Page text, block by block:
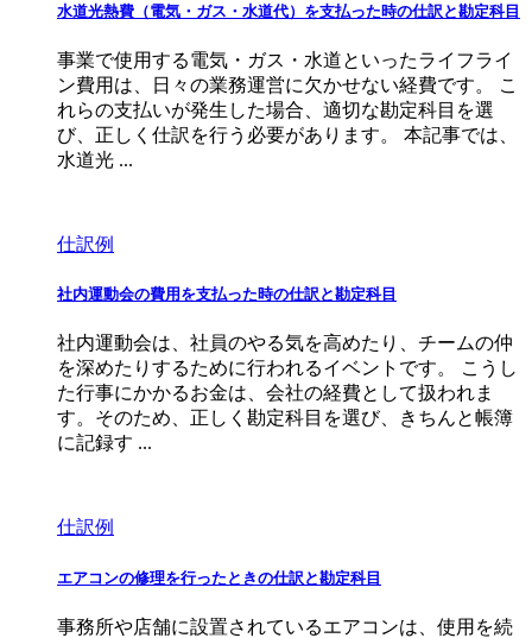
水道光熱費（電気・ガス・水道代）を支払った時の仕訳と勘定科目
事業で使用する電気・ガス・水道といったライフライ
ン費用は、日々の業務運営に欠かせない経費です。 こ
れらの支払いが発生した場合、適切な勘定科目を選
び、正しく仕訳を行う必要があります。 本記事では、
水道光 ...
仕訳例
社内運動会の費用を支払った時の仕訳と勘定科目
社内運動会は、社員のやる気を高めたり、チームの仲
を深めたりするために行われるイベントです。 こうし
た行事にかかるお金は、会社の経費として扱われま
す。そのため、正しく勘定科目を選び、きちんと帳簿
に記録す ...
仕訳例
エアコンの修理を行ったときの仕訳と勘定科目
事務所や店舗に設置されているエアコンは、使用を続